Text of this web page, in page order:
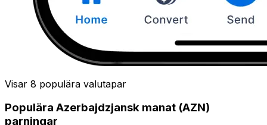
Visar 8 populära valutapar
Populära Azerbajdzjansk manat (AZN)
parningar